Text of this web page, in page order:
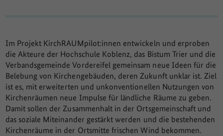
Im Projekt KirchRAUMpilot:innen entwickeln und erproben
die Akteure der Hochschule Koblenz, das Bistum Trier und die
Verbandsgemeinde Vordereifel gemeinsam neue Ideen für die
Belebung von Kirchengebäuden, deren Zukunft unklar ist. Ziel
ist es, mit erweiterten und unkonventionellen Nutzungen von
Kirchenräumen neue Impulse für ländliche Räume zu geben.
Damit sollen der Zusammenhalt in der Ortsgemeinschaft und
das soziale Miteinander gestärkt werden und die bestehenden
Kirchenräume in der Ortsmitte frischen Wind bekommen.